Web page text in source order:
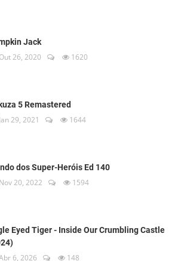
Jack
Out 26, 2020 1620
5 Remastered
Jan 29, 2021 1644
dos Super-Heróis Ed 140
Nov 20, 2022 1594
Eyed Tiger - Inside Our Crumbling Castle
6, 2026 148